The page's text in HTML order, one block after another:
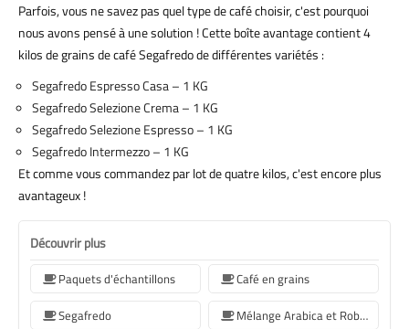
Parfois, vous ne savez pas quel type de café choisir, c'est pourquoi
nous avons pensé à une solution ! Cette boîte avantage contient 4
kilos de grains de café Segafredo de différentes variétés :
Segafredo Espresso Casa – 1 KG
Segafredo Selezione Crema – 1 KG
Segafredo Selezione Espresso – 1 KG
Segafredo Intermezzo – 1 KG
Et comme vous commandez par lot de quatre kilos, c'est encore plus
avantageux !
Découvrir plus
Paquets d'échantillons
Café en grains
Segafredo
Mélange Arabica et Robusta